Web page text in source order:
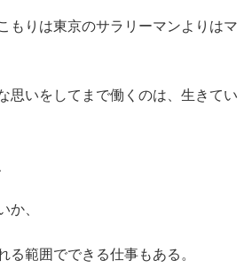
もりは東京のサラリーマンよりはマ
思いをしてまで働くのは、生きてい
か、
る範囲でできる仕事もある。